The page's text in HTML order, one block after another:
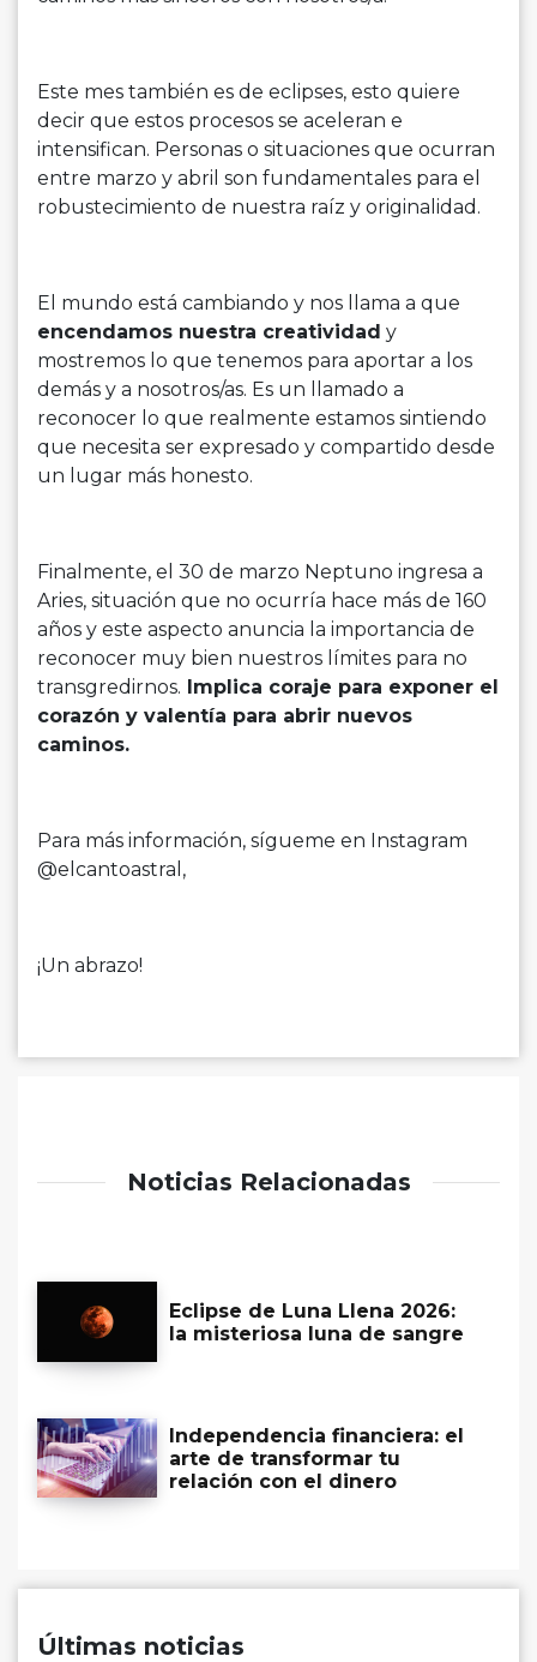
Este mes también es de eclipses, esto quiere
decir que estos procesos se aceleran e
intensifican. Personas o situaciones que ocurran
entre marzo y abril son fundamentales para el
robustecimiento de nuestra raíz y originalidad.
El mundo está cambiando y nos llama a que
encendamos nuestra creatividad y
mostremos lo que tenemos para aportar a los
demás y a nosotros/as. Es un llamado a
reconocer lo que realmente estamos sintiendo
que necesita ser expresado y compartido desde
un lugar más honesto.
Finalmente, el 30 de marzo Neptuno ingresa a
Aries, situación que no ocurría hace más de 160
años y este aspecto anuncia la importancia de
reconocer muy bien nuestros límites para no
transgredirnos. Implica coraje para exponer el
corazón y valentía para abrir nuevos
caminos.
Para más información, sígueme en Instagram
@elcantoastral,
¡Un abrazo!
Noticias Relacionadas
Eclipse de Luna Llena 2026:
la misteriosa luna de sangre
Independencia financiera: el
arte de transformar tu
relación con el dinero
Últimas noticias